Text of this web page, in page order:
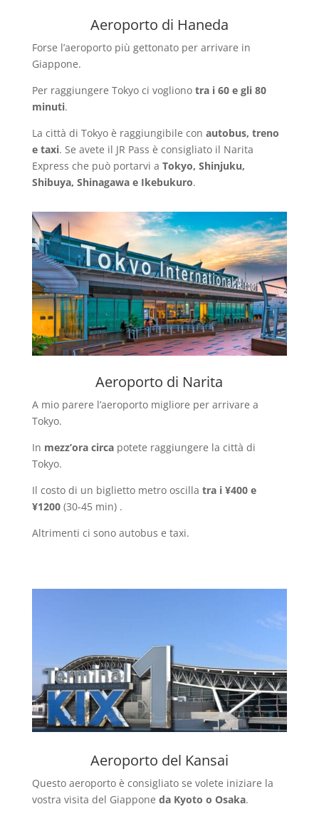
Aeroporto di Haneda
Forse l’aeroporto più gettonato per arrivare in
Giappone.
Per raggiungere Tokyo ci vogliono tra i 60 e gli 80
minuti.
La città di Tokyo è raggiungibile con autobus, treno
e taxi. Se avete il JR Pass è consigliato il Narita
Express che può portarvi a Tokyo, Shinjuku,
Shibuya, Shinagawa e Ikebukuro.
Aeroporto di Narita
A mio parere l’aeroporto migliore per arrivare a
Tokyo.
In mezz’ora circapotete raggiungere la città di
Tokyo.
Il costo di un biglietto metro oscilla tra i ¥400 e
¥1200(30-45 min) .
Altrimenti ci sono autobus e taxi.
Aeroporto del Kansai
Questo aeroporto è consigliato se volete iniziare la
vostra visita del Giappone da Kyoto o Osaka.